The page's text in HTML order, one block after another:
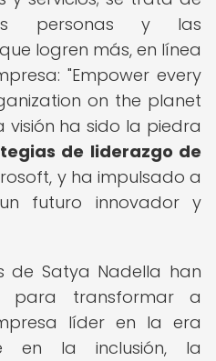
personas y las
logren más, en línea
"Empower every
on the planet
visión ha sido la piedra
de liderazgo de
y ha impulsado a
futuro innovador y
de Satya Nadella han
para transformar a
líder en la era
en la inclusión, la